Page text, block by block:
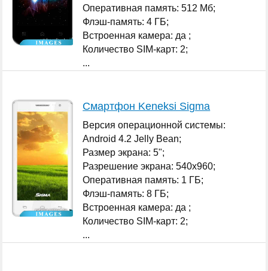
Оперативная память: 512 Мб;
Флэш-память: 4 ГБ;
Встроенная камера: да ;
Количество SIM-карт: 2;
...
Смартфон Keneksi Sigma
Версия операционной системы:
Android 4.2 Jelly Bean;
Размер экрана: 5";
Разрешение экрана: 540x960;
Оперативная память: 1 ГБ;
Флэш-память: 8 ГБ;
Встроенная камера: да ;
Количество SIM-карт: 2;
...